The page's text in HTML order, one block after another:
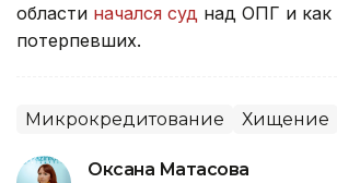
области начался суд над ОПГ и как
потерпевших.
Микрокредитование Хищение
Оксана Матасова